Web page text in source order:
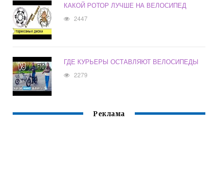
КАКОЙ РОТОР ЛУЧШЕ НА ВЕЛОСИПЕД
2447
ГДЕ КУРЬЕРЫ ОСТАВЛЯЮТ ВЕЛОСИПЕДЫ
2279
Реклама